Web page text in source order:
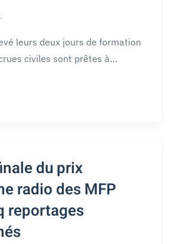
leurs deux jours de formation
civiles sont prêtes à…
du prix
radio des MFP
reportages